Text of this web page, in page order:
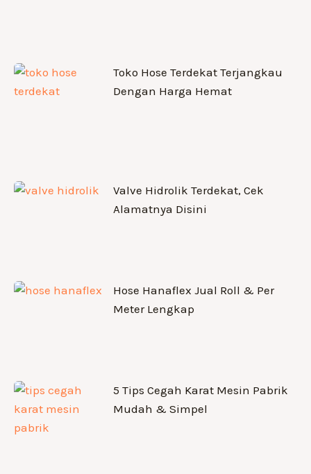
Toko Hose Terdekat Terjangkau
Dengan Harga Hemat
Valve Hidrolik Terdekat, Cek
Alamatnya Disini
Hose Hanaflex Jual Roll & Per
Meter Lengkap
5 Tips Cegah Karat Mesin Pabrik
Mudah & Simpel